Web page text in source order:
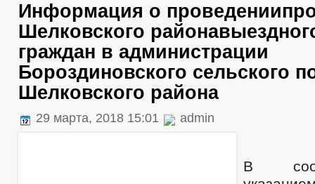
Информация о
Шелковского
граждан в администрации
Бороздиновского сельского
Шелковского района
29 марта, 2018 15:01 admin
В